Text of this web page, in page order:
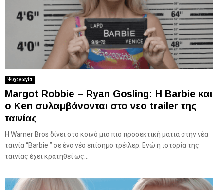
Ψυχαγωγία
Margot Robbie – Ryan Gosling: Η Barbie και
ο Ken συλαμβάνονται στο νεο trailer της
ταινίας
Η Warner Bros δίνει στο κοινό μια πιο προσεκτική ματιά στην νέα
ταινία “Barbie ” σε ένα νέο επίσημο τρέιλερ. Ενώ η ιστορία της
ταινίας έχει κρατηθεί ως...